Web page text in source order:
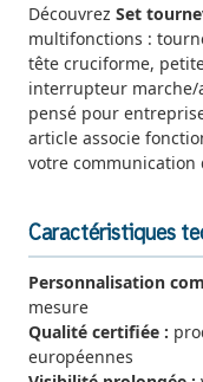
Découvrez Set
multifonctions :
tête cruciforme,
interrupteur marche/
pensé pour
article associe
votre communication
Caractéristiques
Personnalisation
mesure
Qualité certifiée :
européennes